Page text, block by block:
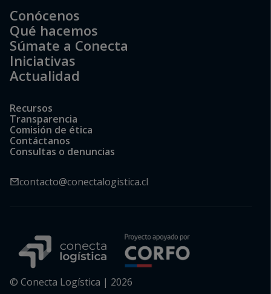
Conócenos
Qué hacemos
Súmate a Conecta
Iniciativas
Actualidad
Recursos
Transparencia
Comisión de ética
Contáctanos
Consultas o denuncias
contacto@conectalogistica.cl
© Conecta Logística | 2026